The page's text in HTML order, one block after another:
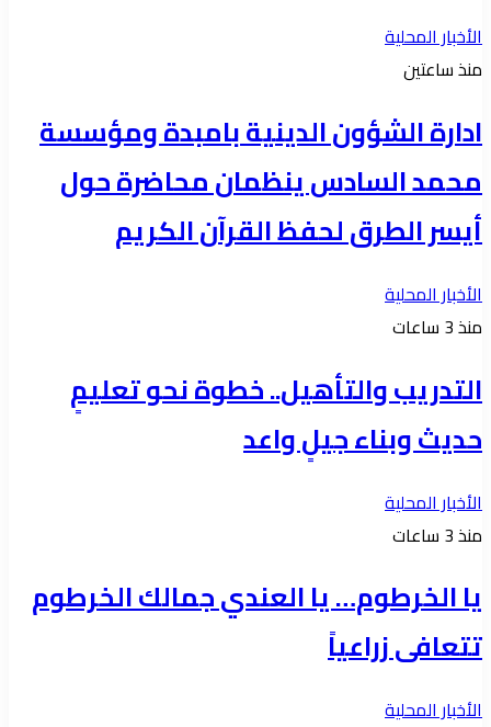
الأخبار المحلية
منذ ساعتين
ادارة الشؤون الدينية بامبدة ومؤسسة
محمد السادس ينظمان محاضرة حول
أيسر الطرق لحفظ القرآن الكريم
الأخبار المحلية
منذ 3 ساعات
التدريب والتأهيل.. خطوة نحو تعليمٍ
حديث وبناء جيلٍ واعد
الأخبار المحلية
منذ 3 ساعات
يا الخرطوم… يا العندي جمالك الخرطوم
تتعافى زراعياً
الأخبار المحلية